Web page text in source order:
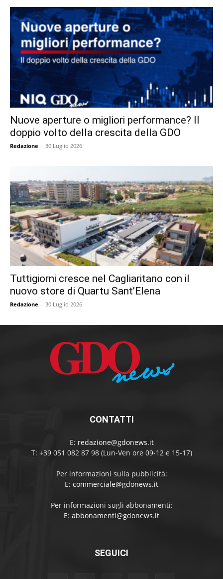
Nuove aperture o migliori performance? Il
doppio volto della crescita della GDO
Redazione - 30 Luglio 2026
Tuttigiorni cresce nel Cagliaritano con il
nuovo store di Quartu Sant’Elena
Redazione - 30 Luglio 2026
CONTATTI
E: redazione@gdonews.it
T: +39 051 082 87 98 (Lun-Ven ore 09-12 e 15-17)
Per informazioni sulla pubblicità:
E: commerciale@gdonews.it
Per informazioni sugli abbonamenti:
E: abbonamenti@gdonews.it
SEGUICI